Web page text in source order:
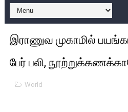
01/11/2021 Scotland ல்
பாலச்சந்திரன் மற்றும் தன்னிடம்
பிரிட்டனால் கடத்தப்படும்
வர்ராரு...வர்ராரு... அண்ணாத்த :
இராணுவ முகாமில்
பேர் பலி,
World